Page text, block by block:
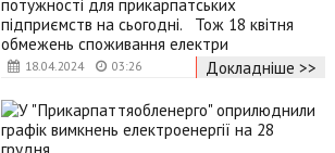
18.04.2024 03:26
потужності для прикарпатських
підприємств на сьогодні. Тож 18 квітня
обмежень споживання електри
Докладніше >>